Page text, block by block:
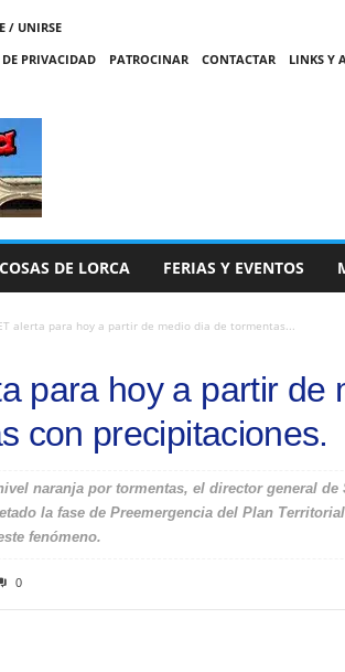
/ UNIRSE
PRIVACIDAD PATROCINAR CONTACTAR LINKS Y
COSAS DE LORCA FERIAS Y EVENTOS
alerta para hoy a partir de medio dia de tormentas...
para hoy a partir de
con precipitaciones.
naranja por tormentas, el director general de
la fase de Preemergencia del Plan
fenómeno.
0